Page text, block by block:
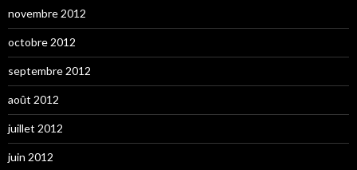
novembre 2012
octobre 2012
septembre 2012
août 2012
juillet 2012
juin 2012